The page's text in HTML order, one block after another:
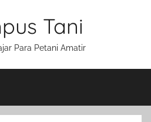
Tani
Para Petani Amatir